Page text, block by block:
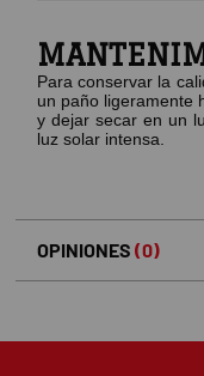
Para conservar la
un paño ligeramente
y dejar secar en un
luz solar intensa.
OPINIONES (0)